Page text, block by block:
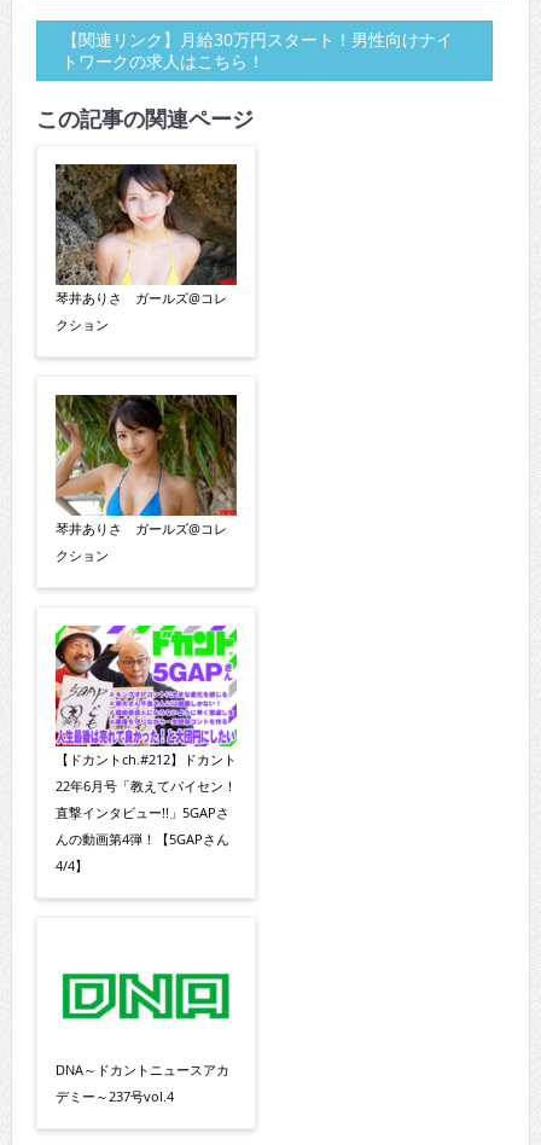
【関連リンク】月給30万円スタート！男性向けナイ
トワークの求人はこちら！
この記事の関連ページ
琴井ありさ ガールズ@コレ
クション
琴井ありさ ガールズ@コレ
クション
【ドカントch.#212】ドカント
22年6月号「教えてパイセン！
直撃インタビュー!!」5GAPさ
んの動画第4弾！【5GAPさん
4/4】
DNA～ドカントニュースアカ
デミー～237号vol.4